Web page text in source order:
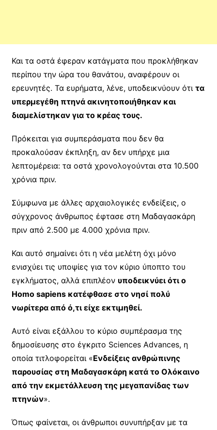
Και τα οστά έφεραν κατάγματα που προκλήθηκαν
περίπου την ώρα του θανάτου, αναφέρουν οι
ερευνητές. Τα ευρήματα, λένε, υποδεικνύουν ότι τα
υπερμεγέθη πτηνά ακινητοποιήθηκαν και
διαμελίστηκαν για το κρέας τους.
Πρόκειται για συμπεράσματα που δεν θα
προκαλούσαν έκπληξη, αν δεν υπήρχε μια
λεπτομέρεια: τα οστά χρονολογούνται στα 10.500
χρόνια πριν.
Σύμφωνα με άλλες αρχαιολογικές ενδείξεις, ο
σύγχρονος άνθρωπος έφτασε στη Μαδαγασκάρη
πριν από 2.500 με 4.000 χρόνια πριν.
Και αυτό σημαίνει ότι η νέα μελέτη όχι μόνο
ενισχύει τις υποψίες για τον κύριο ύποπτο του
εγκλήματος, αλλά επιπλέον υποδεικνύει ότι ο
Homo sapiens κατέφθασε στο νησί πολύ
νωρίτερα από ό,τι είχε εκτιμηθεί.
Αυτό είναι εξάλλου το κύριο συμπέρασμα της
δημοσίευσης στο έγκριτο Sciences Advances, η
οποία τιτλοφορείται «Ενδείξεις ανθρώπινης
παρουσίας στη Μαδαγασκάρη κατά το Ολόκαινο
από την εκμετάλλευση της μεγαπανίδας των
πτηνών».
Όπως φαίνεται, οι άνθρωποι συνυπήρξαν με τα